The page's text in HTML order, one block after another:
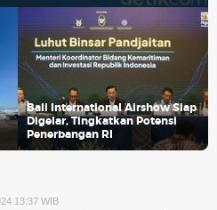
Bali International Airshow Siap
Digelar, Tingkatkan Potensi
Penerbangan RI
13:37 WIB